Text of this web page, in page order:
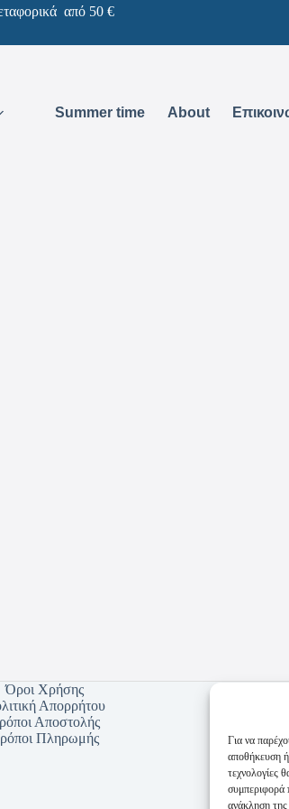
Για να
αποθήκευση
τεχνολογίες
συμπεριφορά
ανάκληση της
από 50 €
Summer time About
Όροι Χρήσης
Απορρήτου
Αποστολής
Πληρωμής